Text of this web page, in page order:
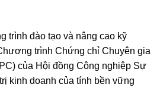
trình đào tạo và nâng cao kỹ
trình Chứng chỉ Chuyên gia
của Hội đồng Công nghiệp Sự
kinh doanh của tính bền vững